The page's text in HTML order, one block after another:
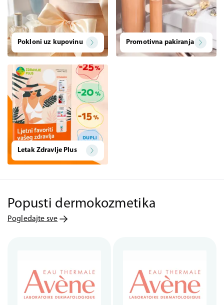
Pokloni uz kupovinu Promotivna pakiranja
Letak Zdravlje Plus
Popusti dermokozmetika
Pogledajte sve